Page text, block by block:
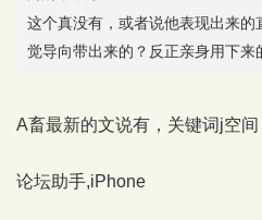
这个真没有，或者说他表现出来
觉导向带出来的？反正亲身用下来
A畜最新的文说有，关键词j空间
论坛助手,iPhone